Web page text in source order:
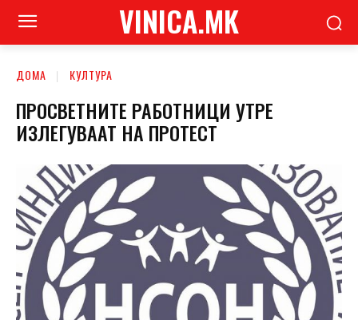
VINICA.MK
ДОМА КУЛТУРА
ПРОСВЕТНИТЕ РАБОТНИЦИ УТРЕ
ИЗЛЕГУВААТ НА ПРОТЕСТ